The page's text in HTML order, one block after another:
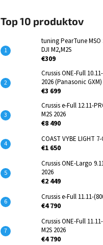
Top 10 produktov
tuning PearTune
DJI M2,M2S
€309
Crussis ONE-Full
2026 (Panasonic GXM)
€3 699
Crussis e-Full 12.11-
M2S 2026
€8 490
COAST VYBE LIGHT
€1 650
Crussis ONE-Largo
2026
€2 449
Crussis e-Full 11.11-
€4 790
Crussis ONE-Full
M2S 2026
€4 790